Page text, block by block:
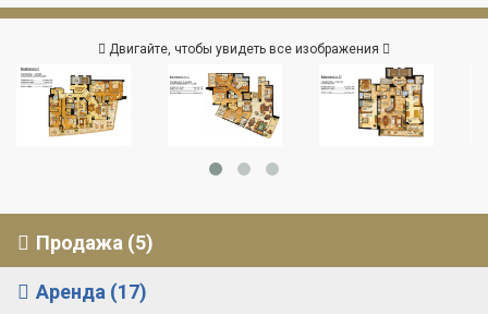
Двигайте, чтобы увидеть все изображения
Продажа (5)
Аренда (17)